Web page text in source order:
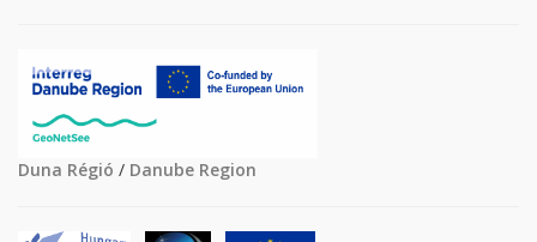
Duna Régió / Danube Region